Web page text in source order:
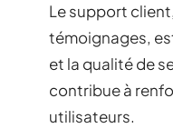
Le support
témoignages,
et la qualité de
contribue à
utilisateurs.